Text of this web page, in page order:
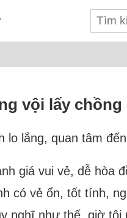
vội lấy
lo lắng, quan tâm
giá vui vẻ, dễ hòa
có vẻ ổn, tốt tính,
nghĩ như thế, giờ tôi